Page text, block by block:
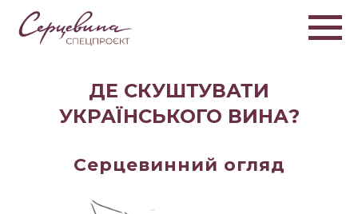
ДЕ СКУШТУВАТИ
УКРАЇНСЬКОГО ВИНА?
Серцевинний огляд